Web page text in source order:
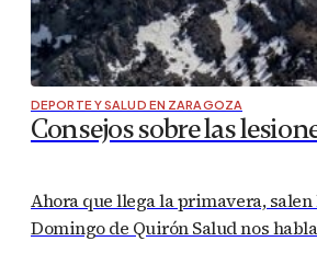
DEPORTE Y SALUD EN ZARAGOZA
Consejos sobre las
Ahora que llega la primavera,
Domingo de Quirón Salud nos